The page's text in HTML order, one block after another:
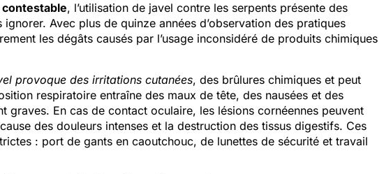
, l’utilisation de javel contre les serpents présente des
Avec plus de quinze années d’observation des pratiques
les dégâts causés par l’usage inconsidéré de produits chimiques
provoque des irritations cutanées, des brûlures chimiques et peut
respiratoire entraîne des maux de tête, des nausées et des
graves. En cas de contact oculaire, les lésions cornéennes peuvent
des douleurs intenses et la destruction des tissus digestifs. Ces
: port de gants en caoutchouc, de lunettes de sécurité et travail